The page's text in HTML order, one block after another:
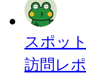
スポット
訪問レポ